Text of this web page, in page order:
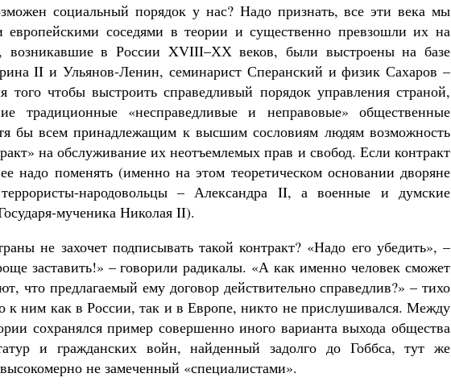
социальный порядок у нас? Надо признать, все эти века мы
европейскими соседями в теории и существенно превзошли их на
возникавшие в России XVIII–ХХ веков, были выстроены на базе
II и Ульянов-Ленин, семинарист Сперанский и физик Сахаров –
того чтобы выстроить справедливый порядок управления страной,
традиционные «несправедливые и неправовые» общественные
бы всем принадлежащим к высшим сословиям людям возможность
на обслуживание их неотъемлемых прав и свобод. Если контракт
надо поменять (именно на этом теоретическом основании дворяне
народовольцы – Александра II, а военные и думские
мученика Николая II).
не захочет подписывать такой контракт? «Надо его убедить», –
заставить!» – говорили радикалы. «А как именно человек сможет
что предлагаемый ему договор действительно справедлив?» – тихо
ним как в России, так и в Европе, никто не прислушивался. Между
сохранялся пример совершенно иного варианта выхода общества
и гражданских войн, найденный задолго до Гоббса, тут же
не замеченный «специалистами».